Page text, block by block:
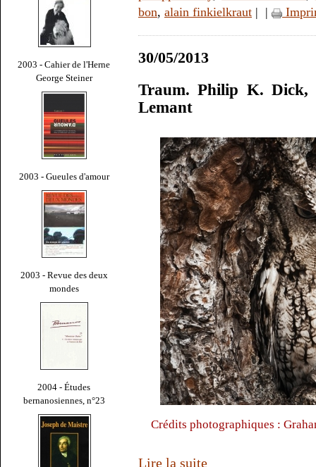
2003 - Cahier de l'Herne
George Steiner
2003 - Gueules d'amour
2003 - Revue des deux
mondes
2004 - Études
bernanosiennes, n°23
bon, alain finkielkraut | |
30/05/2013
Traum. Philip K. Dick,
Lemant
Crédits photographiques :
Lire la suite